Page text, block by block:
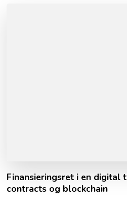
Finansieringsret i en digital
contracts og blockchain